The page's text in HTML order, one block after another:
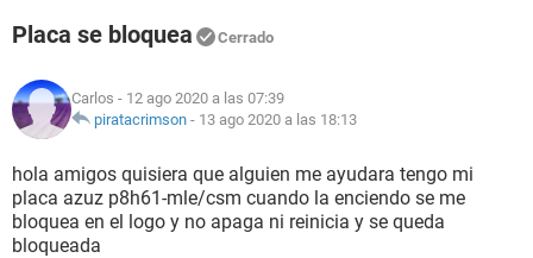
Placa se bloquea Cerrado
Carlos - 12 ago 2020 a las 07:39
piratacrimson - 13 ago 2020 a las 18:13
hola amigos quisiera que alguien me ayudara tengo mi
placa azuz p8h61-mle/csm cuando la enciendo se me
bloquea en el logo y no apaga ni reinicia y se queda
bloqueada